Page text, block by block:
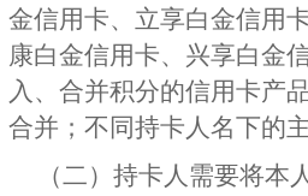
金信用卡、立享白金信用
康白金信用卡、兴享白金
入、合并积分的信用卡产
合并；不同持卡人名下的
（二）持卡人需要将